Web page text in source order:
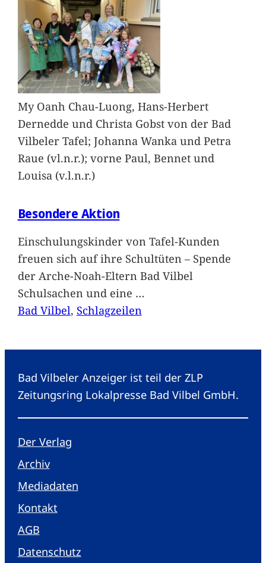
My Oanh Chau-Luong, Hans-Herbert
Dernedde und Christa Gobst von der Bad
Vilbeler Tafel; Johanna Wanka und Petra
Raue (vl.n.r.); vorne Paul, Bennet und
Louisa (v.l.n.r.)
Besondere Aktion
Einschulungskinder von Tafel-Kunden
freuen sich auf ihre Schultüten – Spende
der Arche-Noah-Eltern Bad Vilbel
Schulsachen und eine …
Bad Vilbel, Schlagzeilen
Bad Vilbeler Anzeiger ist teil der ZLP
Zeitungsring Lokalpresse Bad Vilbel GmbH.
Der Verlag
Archiv
Mediadaten
Kontakt
AGB
Datenschutz